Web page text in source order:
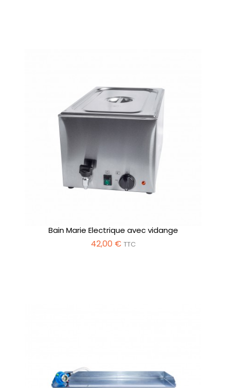
Bain Marie Electrique avec vidange
42,00 € TTC